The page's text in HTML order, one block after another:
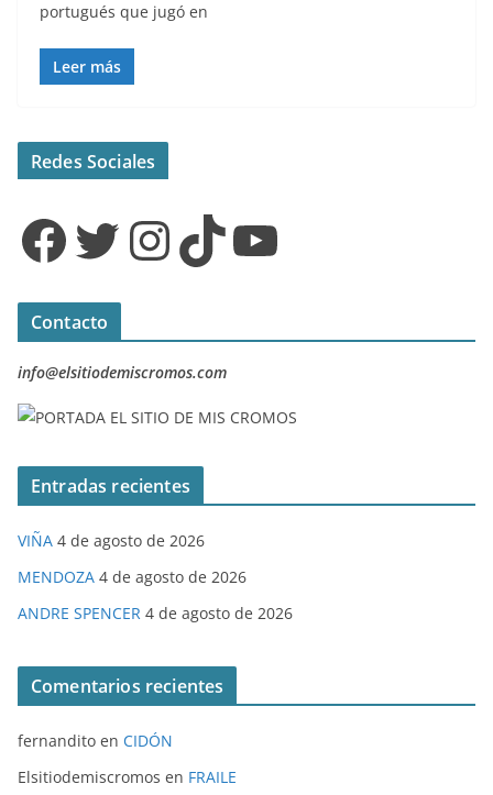
portugués que jugó en
Leer más
Redes Sociales
Facebook Twitter InstagramTikTok YouTube
Contacto
info@elsitiodemiscromos.com
Entradas recientes
VIÑA 4 de agosto de 2026
MENDOZA 4 de agosto de 2026
ANDRE SPENCER 4 de agosto de 2026
Comentarios recientes
fernandito en CIDÓN
Elsitiodemiscromos en FRAILE